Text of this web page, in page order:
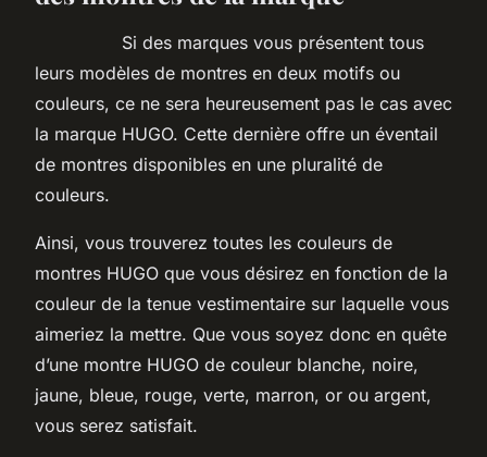
Si des marques vous présentent tous
leurs modèles de montres en deux motifs ou
couleurs, ce ne sera heureusement pas le cas avec
la marque HUGO. Cette dernière offre un éventail
de montres disponibles en une pluralité de
couleurs.
Ainsi, vous trouverez toutes les couleurs de
montres HUGO que vous désirez en fonction de la
couleur de la tenue vestimentaire sur laquelle vous
aimeriez la mettre. Que vous soyez donc en quête
d’une montre HUGO de couleur blanche, noire,
jaune, bleue, rouge, verte, marron, or ou argent,
vous serez satisfait.